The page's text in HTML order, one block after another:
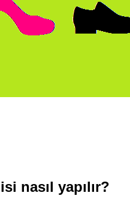
nasıl yapılır?